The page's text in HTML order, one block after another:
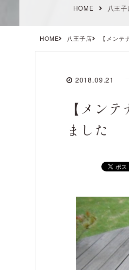
HOME 八王子
HOME 八王子店 【メン
2018.09.21
【メン
ました